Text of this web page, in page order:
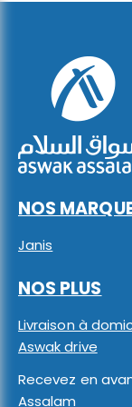
NOS
Janis
NOS PLUS
Livraison à
Aswak drive
Recevez en
Assalam